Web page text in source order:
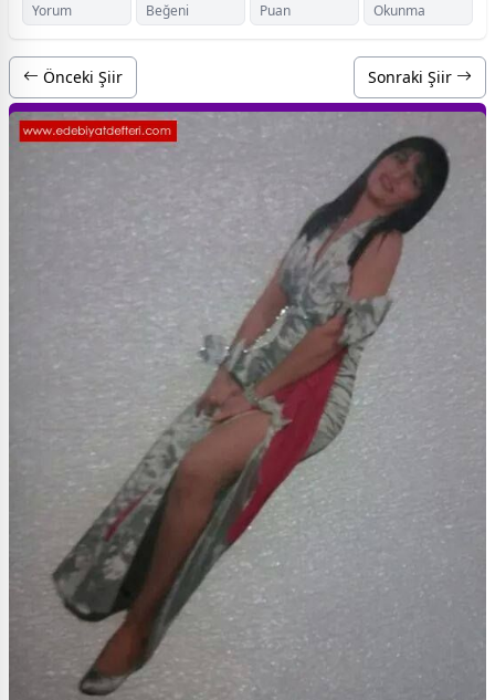
Yorum Beğeni Puan Okunma
Önceki Şiir Sonraki Şiir